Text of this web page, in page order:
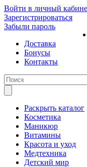
Войти в личный
Зарегистрироваться
Забыли пароль
Доставка
Бонусы
Контакты
Раскрыть каталог
Косметика
Маникюр
Витамины
Красота и уход
Медтехника
Детский мир